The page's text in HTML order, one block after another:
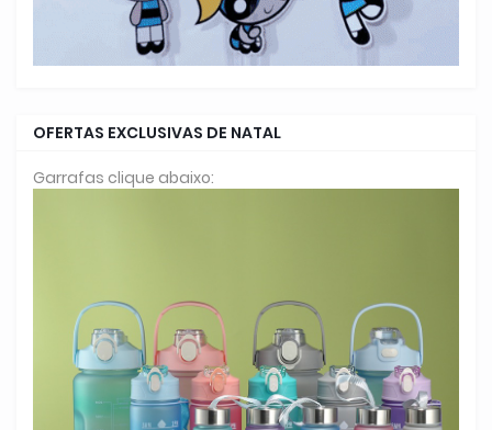
OFERTAS EXCLUSIVAS DE NATAL
Garrafas clique abaixo: